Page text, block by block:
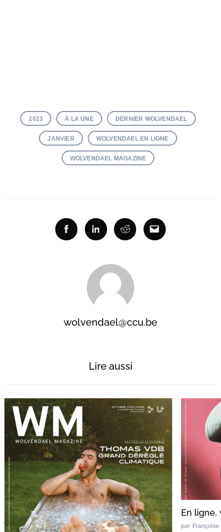
2023 À LA UNE DERNIER WOLVENDAEL
JANVIER WOLVENDAEL EN LIGNE
WOLVENDAEL MAGAZINE
FacebookLinkedinRedditEmail
wolvendael@ccu.be
Lire aussi
En ligne,
par Françoise